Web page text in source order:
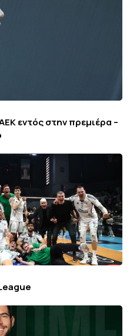
εντός στην πρεμιέρα –